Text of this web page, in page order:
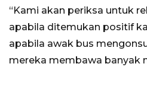
“Kami akan periksa untuk
apabila ditemukan positif
apabila awak bus
mereka membawa banyak